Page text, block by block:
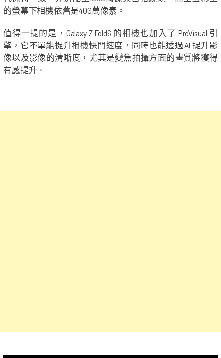
的螢幕下相機依舊是400萬像素。
值得一提的是，Galaxy Z Fold6 的相機也加入了 ProVisual 引
擎，它不單能提升相機快門速度，同時也能透過 AI 提升影
像以及影像的清晰度，尤其是變焦拍攝方面的畫質將獲得
有感提升。